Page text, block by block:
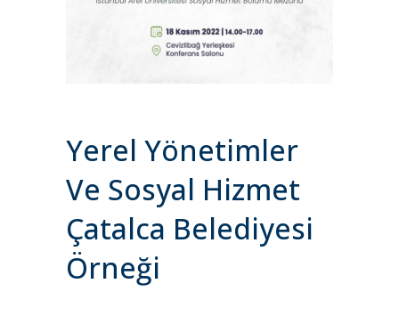
Yerel Yönetimler
Ve Sosyal Hizmet
Çatalca Belediyesi
Örneği